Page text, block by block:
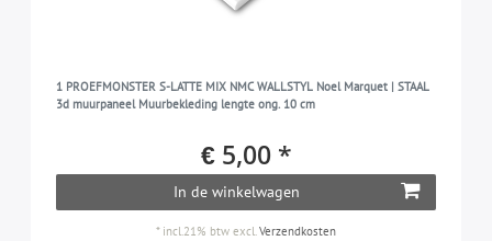
1 PROEFMONSTER S-LATTE MIX NMC WALLSTYL Noel Marquet | STAAL
3d muurpaneel Muurbekleding lengte ong. 10 cm
€ 5,00 *
In de winkelwagen
* incl.21% btw excl.Verzendkosten